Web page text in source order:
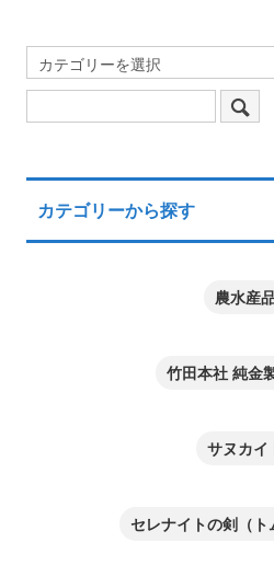
カテゴリーから探す
農水産
竹田本社 純金
サヌカイ
セレナイトの剣（ト